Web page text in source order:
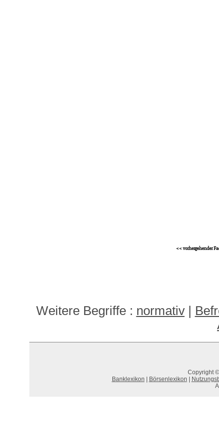
<< vorhergehender
Weitere Begriffe : normativ|
Copyright
Banklexikon
Börsenlexikon